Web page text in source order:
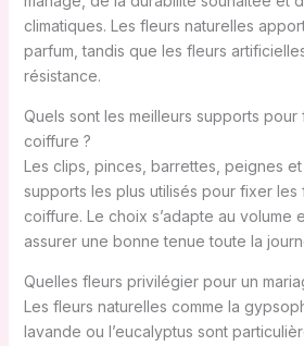
climatiques. Les fleurs naturelles
parfum, tandis que les fleurs
résistance.
Quels sont les meilleurs supports
coiffure ?
Les clips, pinces, barrettes, peignes
supports les plus utilisés pour fixer les
coiffure. Le choix s’adapte au volume
assurer une bonne tenue toute la
Quelles fleurs privilégier pour un
Les fleurs naturelles comme la
lavande ou l’eucalyptus sont